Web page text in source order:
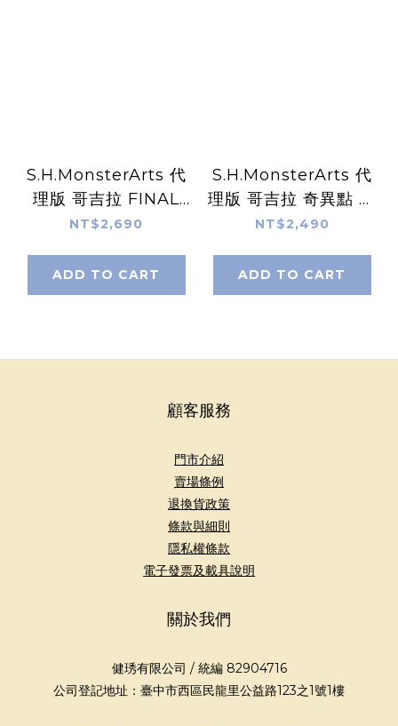
S.H.MonsterArts 代
理版 哥吉拉 FINAL
WARS 怪獸X
NT$2,690
ADD TO CART
S.H.MonsterArts 代
理版 哥吉拉 奇異點 噴
射傑格
NT$2,490
ADD TO CART
顧客服務
門市介紹
賣場條例
退換貨政策
條款與細則
隱私權條款
電子發票及載具說明
關於我們
健琇有限公司 / 統編 82904716
公司登記地址：臺中市西區民龍里公益路123之1號1樓